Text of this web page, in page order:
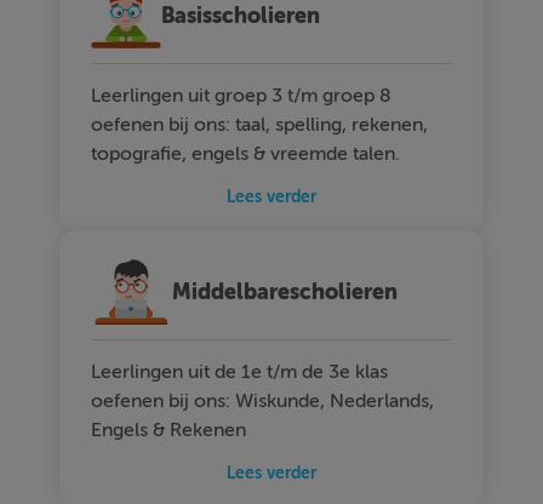
Basisscholieren
Leerlingen uit groep 3 t/m groep 8
oefenen bij ons: taal, spelling, rekenen,
topografie, engels & vreemde talen.
Lees verder
Middelbarescholieren
Leerlingen uit de 1e t/m de 3e klas
oefenen bij ons: Wiskunde, Nederlands,
Engels & Rekenen
Lees verder